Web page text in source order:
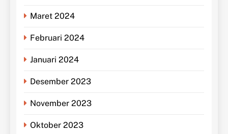
Maret 2024
Februari 2024
Januari 2024
Desember 2023
November 2023
Oktober 2023